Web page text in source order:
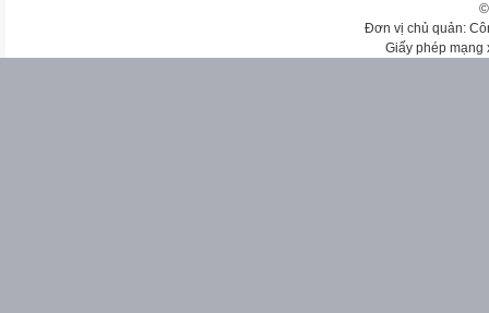
Đơn vị chủ quản:
Giấy phép mạng